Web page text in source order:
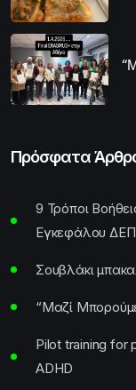
Πρόσφατα
9 Τρόποι
Εγκεφάλου
Σουβλάκι
“Μαζί
Pilot training for
ADHD